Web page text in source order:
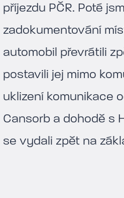
příjezdu PČR. Poté
zadokumentování
automobil převrátili
postavili jej mimo
uklizení komunikace
Cansorb a dohodě s
se vydali zpět na